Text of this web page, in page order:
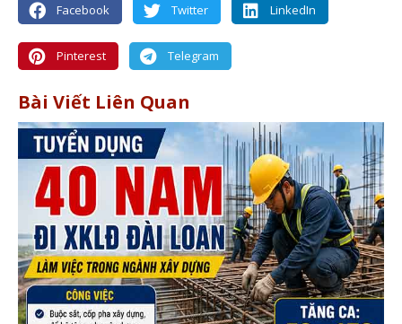
Facebook Twitter LinkedIn
Pinterest Telegram
Bài Viết Liên Quan